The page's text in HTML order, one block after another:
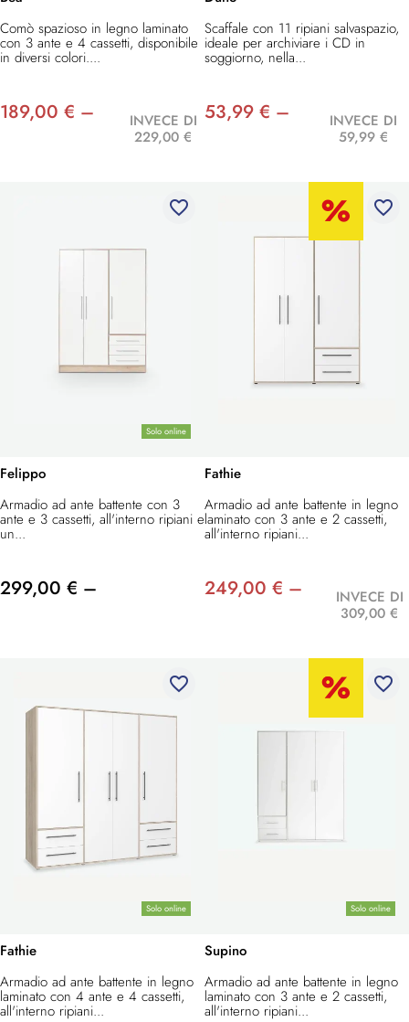
Comò spazioso in legno laminato
con 3 ante e 4 cassetti, disponibile
in diversi colori....
189,00 € –
INVECE DI
229,00 €
Scaffale con 11 ripiani salvaspazio,
ideale per archiviare i CD in
soggiorno, nella...
53,99 € –
INVECE DI
59,99 €
Solo online
favorite_border
Felippo
Armadio ad ante battente con 3
ante e 3 cassetti, all'interno ripiani e
un...
299,00 € –
favorite_border
Fathie
Armadio ad ante battente in legno
laminato con 3 ante e 2 cassetti,
all'interno ripiani...
249,00 € –
INVECE DI
309,00 €
Solo online
favorite_border
Fathie
Armadio ad ante battente in legno
laminato con 4 ante e 4 cassetti,
all'interno ripiani...
Solo online
favorite_border
Supino
Armadio ad ante battente in legno
laminato con 3 ante e 2 cassetti,
all'interno ripiani...